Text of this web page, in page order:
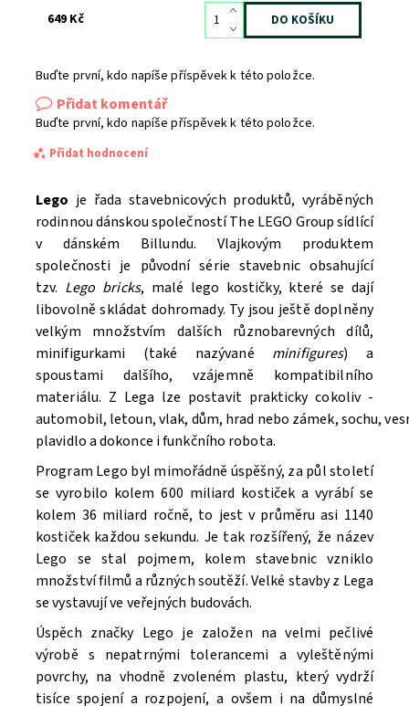
649 Kč
Buďte první, kdo napíše příspěvek k této položce.
Přidat komentář
Buďte první, kdo napíše příspěvek k této položce.
Přidat hodnocení
Souhlasím seZpracováním osobních údajů.
Lego je řada stavebnicových produktů, vyráběných
rodinnou dánskou společností The LEGO Group sídlící
v dánském Billundu. Vlajkovým produktem
společnosti je původní série stavebnic obsahující
tzv. Lego bricks, malé lego kostičky, které se dají
libovolně skládat dohromady. Ty jsou ještě doplněny
velkým množstvím dalších různobarevných dílů,
minifigurkami (také nazývané minifigures) a
spoustami dalšího, vzájemně kompatibilního
materiálu. Z Lega lze postavit prakticky cokoliv -
automobil, letoun, vlak, dům, hrad nebo zámek, sochu,
plavidlo a dokonce i funkčního robota.
Program Lego byl mimořádně úspěšný, za půl století
se vyrobilo kolem 600 miliard kostiček a vyrábí se
kolem 36 miliard ročně, to jest v průměru asi 1140
kostiček každou sekundu. Je tak rozšířený, že název
Lego se stal pojmem, kolem stavebnic vzniklo
množství filmů a různých soutěží. Velké stavby z Lega
se vystavují ve veřejných budovách.
Úspěch značky Lego je založen na velmi pečlivé
výrobě s nepatrnými tolerancemi a vyleštěnými
povrchy, na vhodně zvoleném plastu, který vydrží
tisíce spojení a rozpojení, a ovšem i na důmyslné